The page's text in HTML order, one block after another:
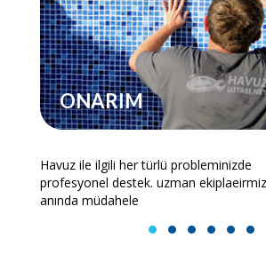
ONARIM
Havuz ile ilgili her türlü probleminizde
profesyonel destek. uzman
anında müdahele
1 2 3 4 5 6